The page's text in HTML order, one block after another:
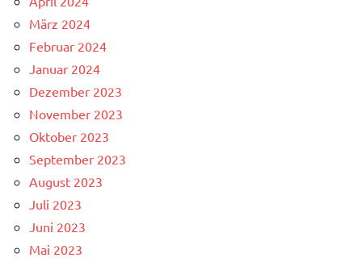
März 2024
Februar 2024
Januar 2024
Dezember 2023
November 2023
Oktober 2023
September 2023
August 2023
Juli 2023
Juni 2023
Mai 2023